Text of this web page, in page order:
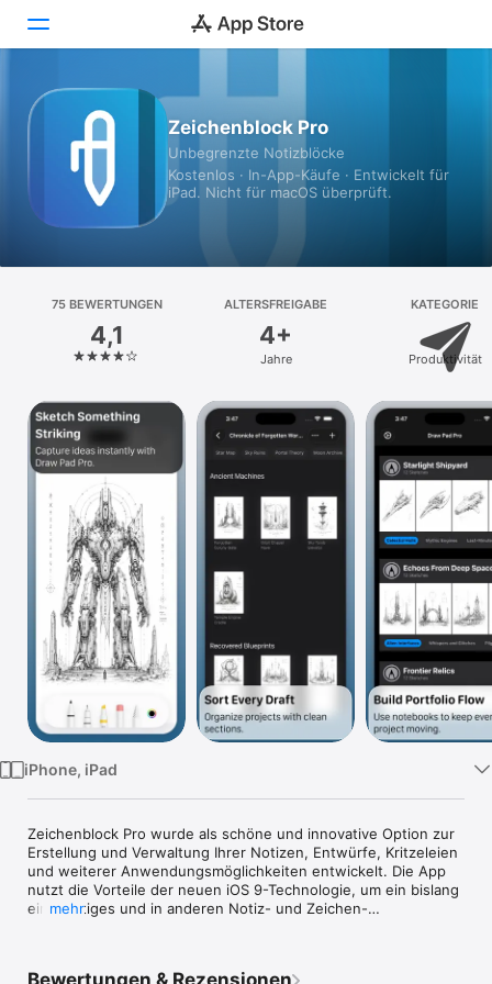
Heute
Spiele
Apps
Plattform
iPhone
iPad
Mac
Vision
Watch
TV
Zeichenblock Pro
Unbegrenzte Notizblöcke
Kostenlos · In-App-Käufe · Entwickelt für
iPad. Nicht für macOS überprüft.
75 BEWERTUNGEN
4,1
ALTERSFREIGABE
4+
Jahre
KATEGORIE
Produktivität
iPhone, iPad
Zeichenblock Pro wurde als schöne und innovative Option zur
Erstellung und Verwaltung Ihrer Notizen, Entwürfe, Kritzeleien
und weiterer Anwendungsmöglichkeiten entwickelt. Die App
nutzt die Vorteile der neuen iOS 9-Technologie, um ein bislang
einzigartiges und in anderen Notiz- und Zeichen-
mehr
Bewertungen & Rezensionen